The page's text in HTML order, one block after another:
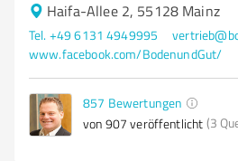
Haifa-Allee 2, 55128 Mainz
Tel. +49 6131 4949995
www.facebook.com/BodenundGut/
857 Bewertungen
von 907 veröffentlicht (3